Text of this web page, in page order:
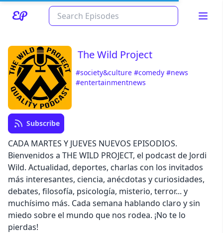
Read about our content policieshere
Cancel Save
The Wild Project
#society&culture #comedy #news
#entertainmentnews
Subscribe
CADA MARTES Y JUEVES NUEVOS EPISODIOS.
Bienvenidos a THE WILD PROJECT, el podcast de Jordi
Wild. Actualidad, deportes, charlas con los invitados
más interesantes, ciencia, anécdotas y curiosidades,
debates, filosofía, psicología, misterio, terror... y
muchísimo más. Cada semana hablando claro y sin
miedo sobre el mundo que nos rodea. ¡No te lo
pierdas!